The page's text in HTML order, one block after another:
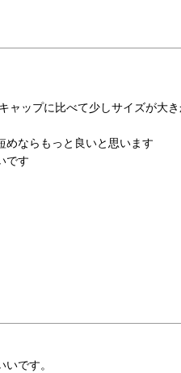
ャップに比べて少しサイズが大
めならもっと良いと思います
です
です。